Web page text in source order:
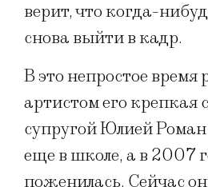
верит, что когда-
снова выйти в кадр.
В это непростое время
артистом его крепкая
супругой Юлией
еще в школе, а в 2007
поженилась. Сейчас